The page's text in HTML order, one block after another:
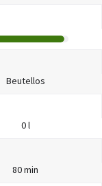
Beutellos
0 l
80 min